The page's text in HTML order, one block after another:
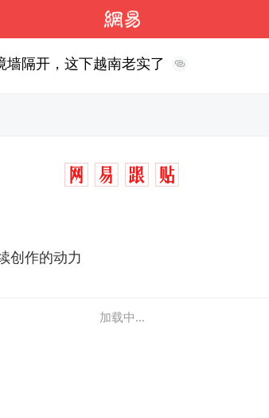
隔开，这下越南老实了
创作的动力
加载中...